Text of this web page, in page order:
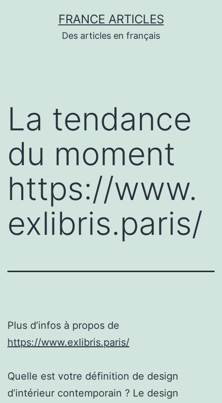
FRANCE ARTICLES
Des articles en français
La tendance
du moment
https://www.
exlibris.paris/
Plus d’infos à propos de
https://www.exlibris.paris/
Quelle est votre définition de design
d’intérieur contemporain ? Le design